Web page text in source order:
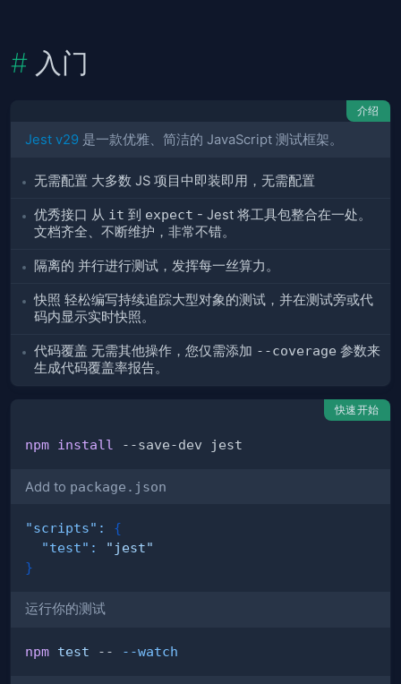
入门
介绍
Jest v29 是一款优雅、简洁的 JavaScript 测试框架。
无需配置 大多数 JS 项目中即装即用，无需配置
优秀接口 从 it 到 expect - Jest 将工具包整合在一处。
文档齐全、不断维护，非常不错。
隔离的 并行进行测试，发挥每一丝算力。
快照 轻松编写持续追踪大型对象的测试，并在测试旁或代
码内显示实时快照。
代码覆盖 无需其他操作，您仅需添加 --coverage 参数来
生成代码覆盖率报告。
快速开始
npm install
Add to package.json
"scripts" :
{
"test" :
"jest"
}
运行你的测试
npm test -- --watch